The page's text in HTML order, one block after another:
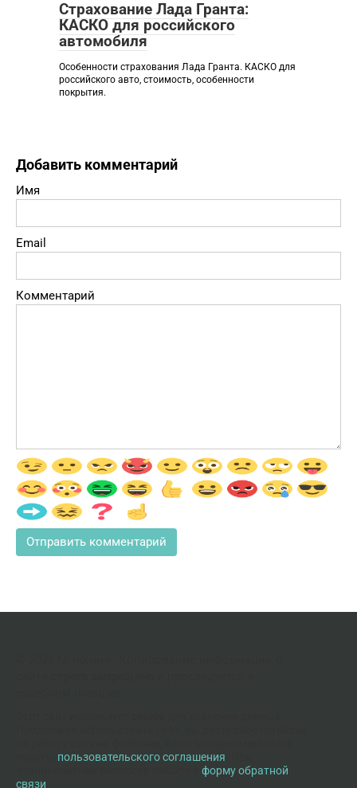
Страхование Лада Гранта:
КАСКО для российского
автомобиля
Особенности страхования Лада Гранта. КАСКО для
российского авто, стоимость, особенности
покрытия.
Добавить комментарий
Имя
Email
Комментарий
пользовательского соглашения
форму обратной
связи